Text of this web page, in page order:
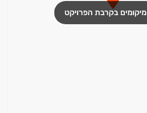
מיקומים בקרבת הפרויקט